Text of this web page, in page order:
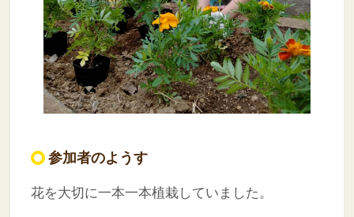
参加者のようす
花を大切に一本一本植栽していました。